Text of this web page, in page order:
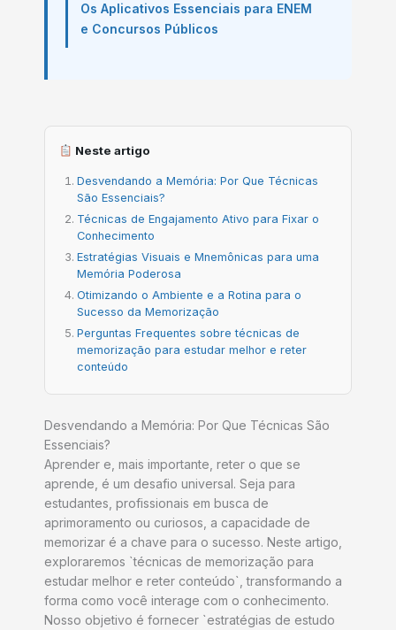
Os Aplicativos Essenciais para ENEM
e Concursos Públicos
Neste artigo
Desvendando a Memória: Por Que Técnicas
São Essenciais?
Técnicas de Engajamento Ativo para Fixar o
Conhecimento
Estratégias Visuais e Mnemônicas para uma
Memória Poderosa
Otimizando o Ambiente e a Rotina para o
Sucesso da Memorização
Perguntas Frequentes sobre técnicas de
memorização para estudar melhor e reter
conteúdo
Desvendando a Memória: Por Que Técnicas São
Essenciais?
Aprender e, mais importante, reter o que se
aprende, é um desafio universal. Seja para
estudantes, profissionais em busca de
aprimoramento ou curiosos, a capacidade de
memorizar é a chave para o sucesso. Neste artigo,
exploraremos `técnicas de memorização para
estudar melhor e reter conteúdo`, transformando a
forma como você interage com o conhecimento.
Nosso objetivo é fornecer `estratégias de estudo